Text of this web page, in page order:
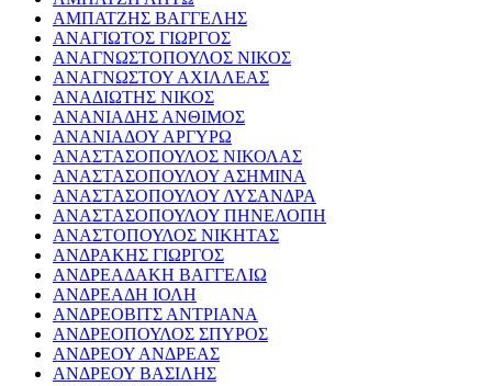
ΑΜΠΑΤΖΗΣ ΒΑΓΓΕΛΗΣ
ΑΝΑΓΙΩΤΟΣ ΓΙΩΡΓΟΣ
ΑΝΑΓΝΩΣΤΟΠΟΥΛΟΣ ΝΙΚΟΣ
ΑΝΑΓΝΩΣΤΟΥ ΑΧΙΛΛΕΑΣ
ΑΝΑΔΙΩΤΗΣ ΝΙΚΟΣ
ΑΝΑΝΙΑΔΗΣ ΑΝΘΙΜΟΣ
ΑΝΑΝΙΑΔΟΥ ΑΡΓΥΡΩ
ΑΝΑΣΤΑΣΟΠΟΥΛΟΣ ΝΙΚΟΛΑΣ
ΑΝΑΣΤΑΣΟΠΟΥΛΟΥ ΑΣΗΜΙΝΑ
ΑΝΑΣΤΑΣΟΠΟΥΛΟΥ ΛΥΣΑΝΔΡΑ
ΑΝΑΣΤΑΣΟΠΟΥΛΟΥ ΠΗΝΕΛΟΠΗ
ΑΝΑΣΤΟΠΟΥΛΟΣ ΝΙΚΗΤΑΣ
ΑΝΔΡΑΚΗΣ ΓΙΩΡΓΟΣ
ΑΝΔΡΕΑΔΑΚΗ ΒΑΓΓΕΛΙΩ
ΑΝΔΡΕΑΔΗ ΙΟΛΗ
ΑΝΔΡΕΟΒΙΤΣ ΑΝΤΡΙΑΝΑ
ΑΝΔΡΕΟΠΟΥΛΟΣ ΣΠΥΡΟΣ
ΑΝΔΡΕΟΥ ΑΝΔΡΕΑΣ
ΑΝΔΡΕΟΥ ΒΑΣΙΛΗΣ